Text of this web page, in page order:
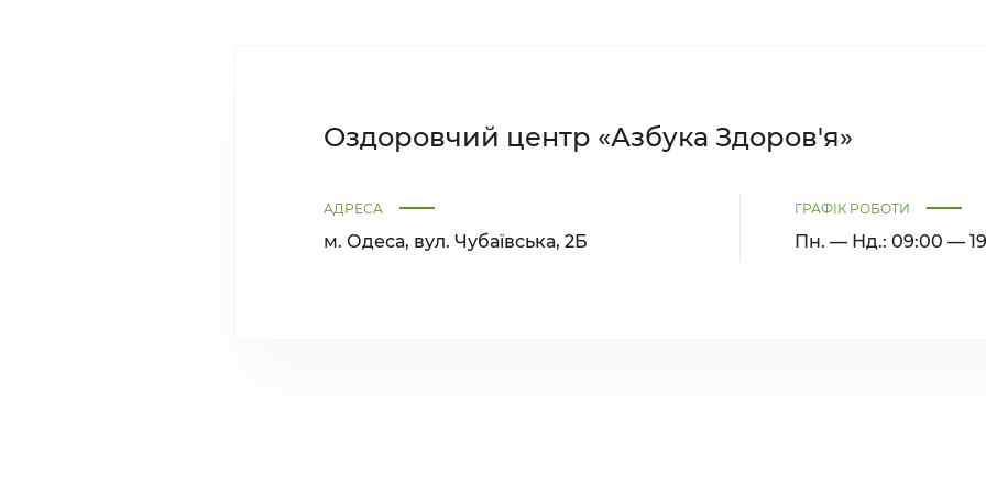
Оздоровчий центр «Азбука Здоров'я»
АДРЕСА
м. Одеса, вул. Чубаївська, 2Б
ГРАФІК РОБОТИ
Пн. — Нд.: 09:00 —